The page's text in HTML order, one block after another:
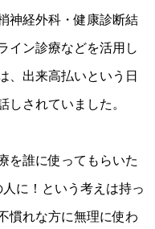
神経外科・健康診断結
イン診療などを活用し
、出来高払いという日
しされていました。
を誰に使ってもらいた
に！という考えは持っ
慣れな方に無理に使わ